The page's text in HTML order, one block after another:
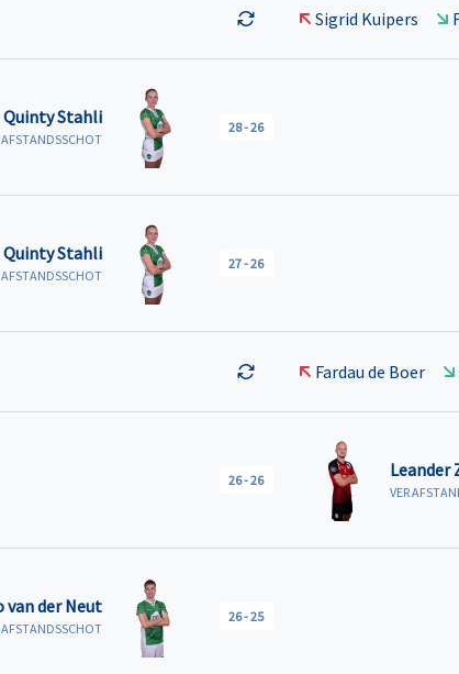
Sigrid Kuipers
Quinty Stahli
AFSTANDSSCHOT
28-26
Quinty Stahli
AFSTANDSSCHOT
27-26
Fardau de Boer
26-26 Leander
VER
van der Neut
AFSTANDSSCHOT
26-25